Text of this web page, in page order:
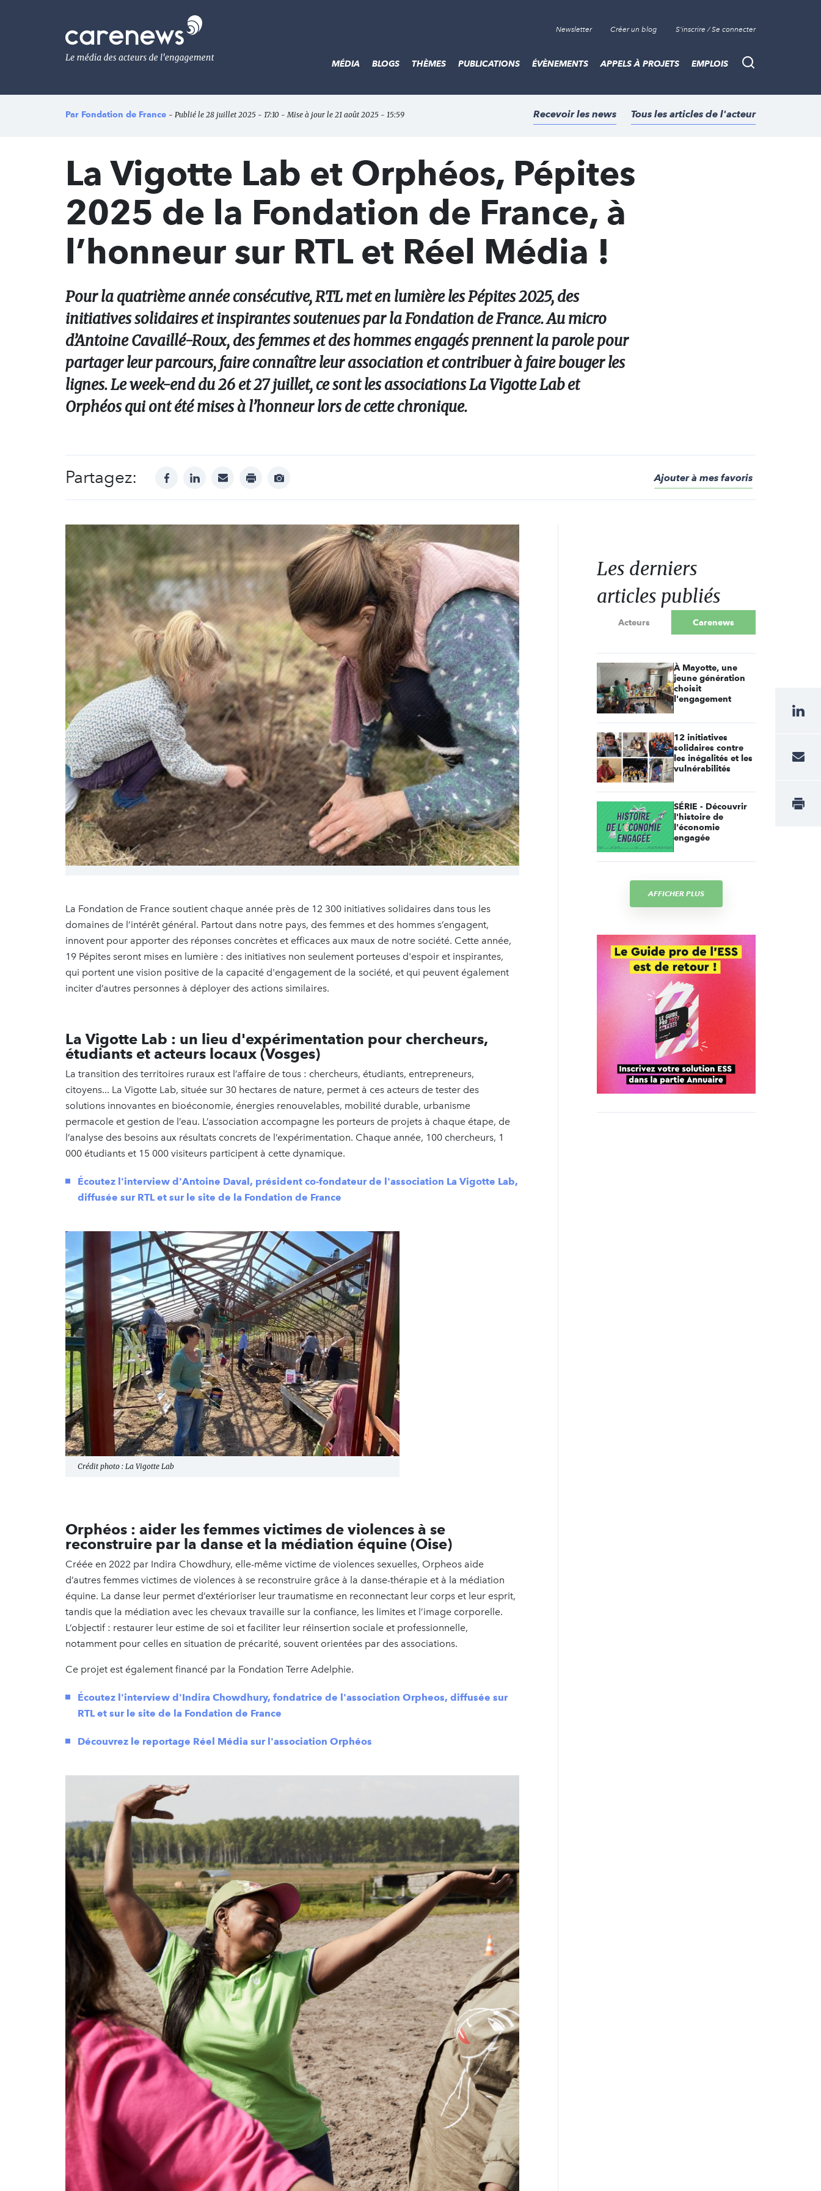
Le
média
de
l'engagement
Newsletter Créer un blog S'inscrire / Se connecter
Recherche
MÉDIA BLOGS THÈMES PUBLICATIONS ÉVÈNEMENTS APPELS À PROJETS EMPLOIS
Par Fondation de France - Publié le 28 juillet 2025 - 17:10 - Mise à jour le 21 août 2025 - 15:59 Recevoir les news Tous les articles de l'acteur
La Vigotte Lab et Orphéos, Pépites
2025 de la Fondation de France, à
l’honneur sur RTL et Réel Média !
Pour la quatrième année consécutive, RTL met en lumière les Pépites 2025, des
initiatives solidaires et inspirantes soutenues par la Fondation de France. Au micro
d’Antoine Cavaillé-Roux, des femmes et des hommes engagés prennent la parole pour
partager leur parcours, faire connaître leur association et contribuer à faire bouger les
lignes. Le week-end du 26 et 27 juillet, ce sont les associations La Vigotte Lab et
Orphéos qui ont été mises à l’honneur lors de cette chronique.
Partagez: facebooklinkedinmail print
Afficher
Ajouter à mes favoris
La Fondation de France soutient chaque année près de 12 300 initiatives solidaires dans tous les
domaines de l’intérêt général. Partout dans notre pays, des femmes et des hommes s’engagent,
innovent pour apporter des réponses concrètes et efficaces aux maux de notre société. Cette année,
19 Pépites seront mises en lumière : des initiatives non seulement porteuses d'espoir et inspirantes,
qui portent une vision positive de la capacité d'engagement de la société, et qui peuvent également
inciter d’autres personnes à déployer des actions similaires.
La Vigotte Lab : un lieu d'expérimentation pour chercheurs,
étudiants et acteurs locaux (Vosges)
La transition des territoires ruraux est l’affaire de tous : chercheurs, étudiants, entrepreneurs,
citoyens... La Vigotte Lab, située sur 30 hectares de nature, permet à ces acteurs de tester des
solutions innovantes en bioéconomie, énergies renouvelables, mobilité durable, urbanisme
permacole et gestion de l’eau. L’association accompagne les porteurs de projets à chaque étape, de
l’analyse des besoins aux résultats concrets de l’expérimentation. Chaque année, 100 chercheurs, 1
000 étudiants et 15 000 visiteurs participent à cette dynamique.
Écoutez l'interview d'Antoine Daval, président co-fondateur de l'association La Vigotte Lab,
diffusée sur RTL et sur le site de la Fondation de France
Crédit photo : La Vigotte Lab
Orphéos : aider les femmes victimes de violences à se
reconstruire par la danse et la médiation équine (Oise)
Créée en 2022 par Indira Chowdhury, elle-même victime de violences sexuelles, Orpheos aide
d’autres femmes victimes de violences à se reconstruire grâce à la danse-thérapie et à la médiation
équine. La danse leur permet d’extérioriser leur traumatisme en reconnectant leur corps et leur esprit,
tandis que la médiation avec les chevaux travaille sur la confiance, les limites et l’image corporelle.
L’objectif : restaurer leur estime de soi et faciliter leur réinsertion sociale et professionnelle,
notamment pour celles en situation de précarité, souvent orientées par des associations.
Ce projet est également financé par la Fondation Terre Adelphie.
Écoutez l'interview d'Indira Chowdhury, fondatrice de l'association Orpheos, diffusée sur
RTL et sur le site de la Fondation de France
Découvrez le reportage Réel Média sur l'association Orphéos
Les derniers
articles publiés
Acteurs Carenews
À Mayotte, une
jeune génération
choisit
l'engagement
12 initiatives
solidaires contre
les inégalités et les
vulnérabilités
SÉRIE - Découvrir
l'histoire de
l'économie
engagée
AFFICHER PLUS